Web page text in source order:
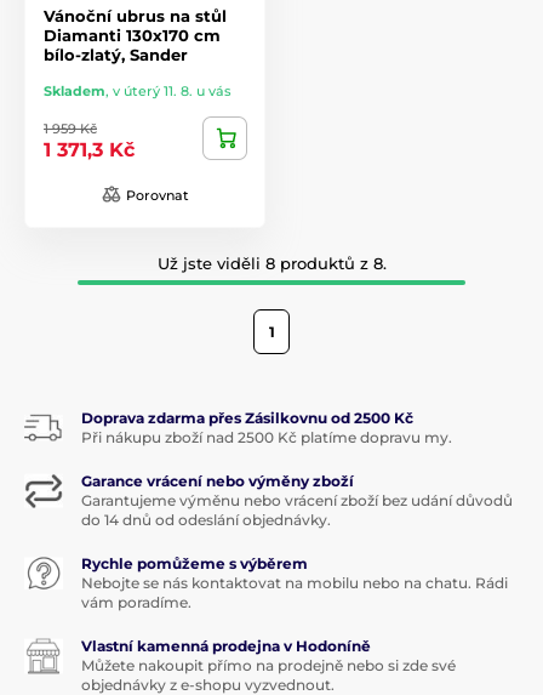
Vánoční ubrus na stůl
Diamanti 130x170 cm
bílo-zlatý, Sander
Skladem, v úterý 11. 8. u vás
1 959 Kč
1 371,3 Kč
Porovnat
Už jste viděli 8 produktů z 8.
1
Doprava zdarma přes Zásilkovnu od 2500 Kč
Při nákupu zboží nad 2500 Kč platíme dopravu my.
Garance vrácení nebo výměny zboží
Garantujeme výměnu nebo vrácení zboží bez udání důvodů
do 14 dnů od odeslání objednávky.
Rychle pomůžeme s výběrem
Nebojte se nás kontaktovat na mobilu nebo na chatu. Rádi
vám poradíme.
Vlastní kamenná prodejna v Hodoníně
Můžete nakoupit přímo na prodejně nebo si zde své
objednávky z e-shopu vyzvednout.